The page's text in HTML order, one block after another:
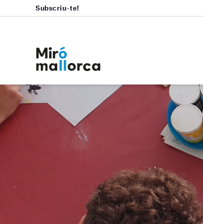
Subscriu-te!